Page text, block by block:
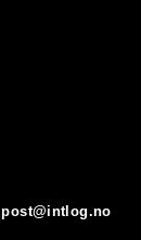
post@intlog.no